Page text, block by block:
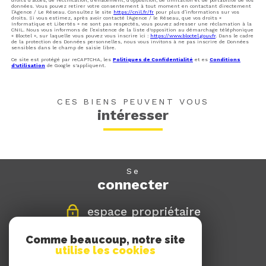
données. Vous pouvez retirer votre consentement à tout moment en contactant directement
l’Agence / Le Réseau. Consultez le site https://cnil.fr/fr pour plus d’informations sur vos
droits. Si vous estimez, après avoir contacté l'Agence / le Réseau, que vos droits «
Informatique et Libertés » ne sont pas respectés, vous pouvez adresser une réclamation à la
CNIL. Nous vous informons de l’existence de la liste d'opposition au démarchage téléphonique
« Bloctel », sur laquelle vous pouvez vous inscrire ici : https://www.bloctel.gouv.fr. Dans le cadre
de la protection des Données personnelles, nous vous invitons à ne pas inscrire de Données
sensibles dans le champ de saisie libre.
Ce site est protégé par reCAPTCHA, les Politiques de Confidentialité et es Conditions
d'utilisation de Google s'appliquent.
CES BIENS PEUVENT VOUS
intéresser
se
connecter
espace propriétaire
nous
suivre
Comme beaucoup, notre site
utilise les cookies